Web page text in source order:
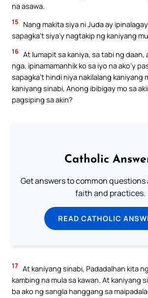
na asawa.
15
Nang makita siya ni Juda ay
sapagka’t siya’y nagtakip ng kaniyang
16 At lumapit sa kaniya, sa tabi ng daan,
nga, ipinamamanhik ko sa iyo na ako’y
sapagka’t hindi niya nakilalang kaniyang
kaniyang sinabi, Anong ibibigay mo sa
pagsiping sa akin?
Catholic
Get answers to common
faith and practices.
READ CATHOLIC
17 At kaniyang sinabi, Padadalhan kita
kambing na mula sa kawan. At kaniyang
ba ako ng sangla hanggang sa